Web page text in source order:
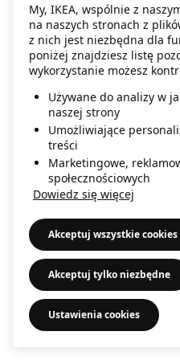
My, IKEA, wspólnie z
na naszych stronach z
z nich jest niezbędna dla
poniżej znajdziesz listę
wykorzystanie możesz
Używane do analizy w
naszej strony
Umożliwiające
treści
Marketingowe,
społecznościowych
Dowiedz się więcej
Akceptuj wszystkie cookies
Akceptuj tylko niezbędne
Ustawienia cookies